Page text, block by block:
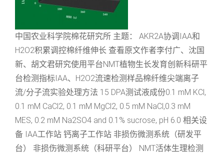
中国农业科学院棉花研究所 主题： AKR2A协调IAA和
H2O2积累调控棉纤维伸长 查看原文作者李付广、沈国
新、胡文君研究使用平台NMT植物生长发育创新科研平
台检测指标IAA、H2O2流速检测样品棉纤维尖端离子
流/分子流实验处理方法 15 DPA测试液成份0.1 mM KCl,
0.1 mM CaCl2, 0.1 mM MgCl2, 0.5 mM NaCl,0.3 mM
MES, 0.2 mM Na2SO4 and 0.1% sucrose, pH 6.0 相关设
备 IAA工作站 钙离子工作站 非损伤微测系统（研发平
台） 非损伤微测系统（科研平台） NMT活体生理检测